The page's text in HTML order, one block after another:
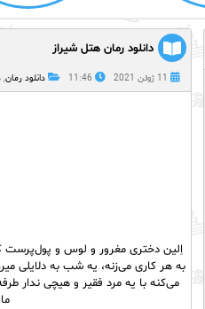
دانلود رمان هتل شیراز
11 ژوئن 2021 11:46 دانلود رمان,
اِلین دختری مغرور و لوس و
به هر کاری می‌زنه، یه شب به دلایلی
می‌کنه با یه مرد فقیر و هیچی ندار